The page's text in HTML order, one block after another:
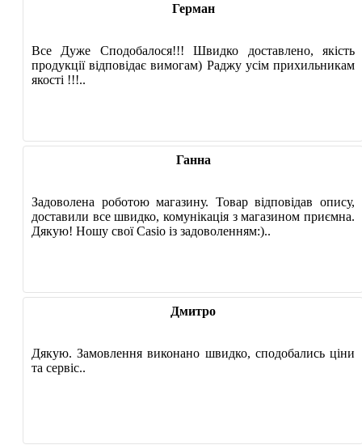
Герман
Все Дуже Сподобалося!!! Швидко доставлено, якість
продукції відповідає вимогам) Раджу усім прихильникам
якості !!!..
Ганна
Задоволена роботою магазину. Товар відповідав опису,
доставили все швидко, комунікація з магазином приємна.
Дякую! Ношу свої Casio із задоволенням:)..
Дмитро
Дякую. Замовлення виконано швидко, сподобались ціни
та сервіс..